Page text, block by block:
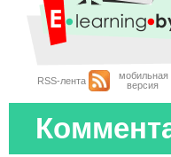
RSS-лента
мобильная
версия